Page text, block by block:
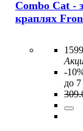
Combo Cat -
краплях
-
до 7
309.